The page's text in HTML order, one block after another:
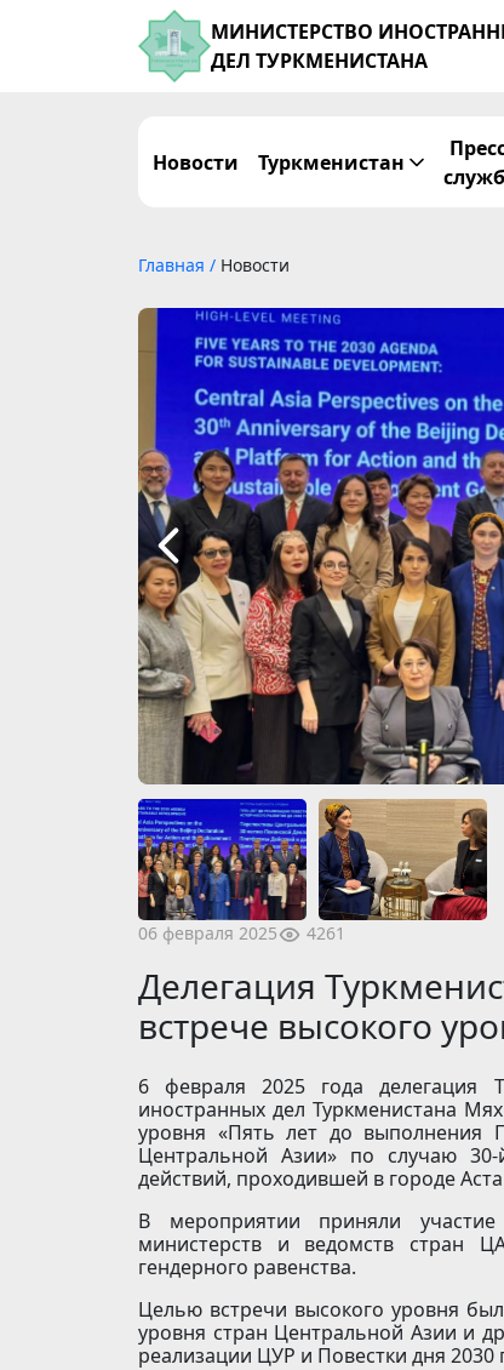
МИНИСТЕРСТВО
ДЕЛ ТУРКМЕНИСТАНА
Новости Туркменистан
Главная / Новости
06 февраля 2025 4261
Делегация
встрече высокого
6 февраля 2025 года делегация
иностранных дел Туркменистана
уровня «Пять лет до выполнения
Центральной Азии» по случаю
действий, проходившей в городе
В мероприятии приняли участие
министерств и ведомств стран
гендерного равенства.
Целью встречи высокого уровня
уровня стран Центральной Азии и
реализации ЦУР и Повестки дня 2030